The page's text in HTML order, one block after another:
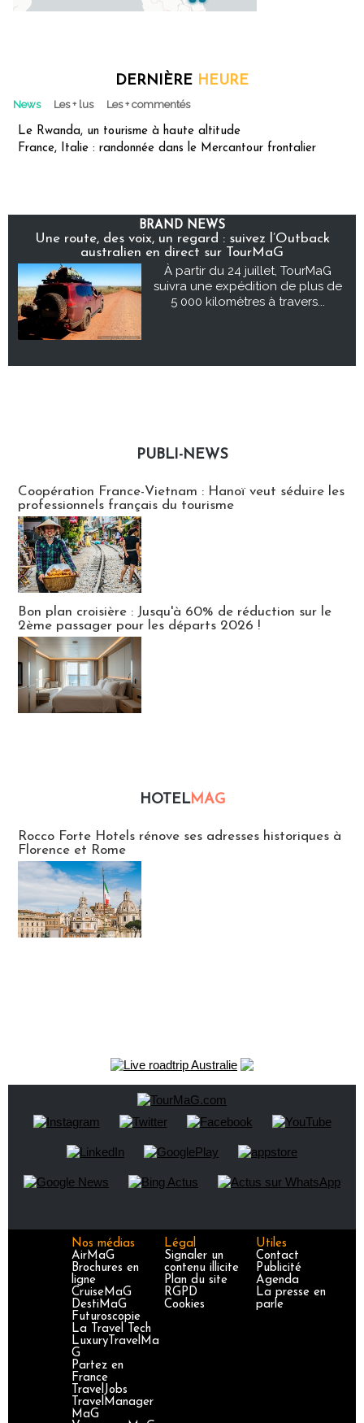
DERNIÈRE HEURE
News Les + lus Les + commentés
Le Rwanda, un tourisme à haute altitude
France, Italie : randonnée dans le Mercantour frontalier
BRAND NEWS
Une route, des voix, un regard : suivez l’Outback
australien en direct sur TourMaG
À partir du 24 juillet, TourMaG
suivra une expédition de plus de
5 000 kilomètres à travers...
PUBLI-NEWS
Coopération France-Vietnam : Hanoï veut séduire les
professionnels français du tourisme
Bon plan croisière : Jusqu'à 60% de réduction sur le
2ème passager pour les départs 2026 !
HOTELMAG
Rocco Forte Hotels rénove ses adresses historiques à
Florence et Rome
Nos médias
AirMaG
Brochures en
ligne
CruiseMaG
DestiMaG
Futuroscopie
La Travel Tech
LuxuryTravelMa
G
Partez en
France
TravelJobs
TravelManager
MaG
Légal
Signaler un
contenu illicite
Plan du site
RGPD
Cookies
Utiles
Contact
Publicité
Agenda
La presse en
parle